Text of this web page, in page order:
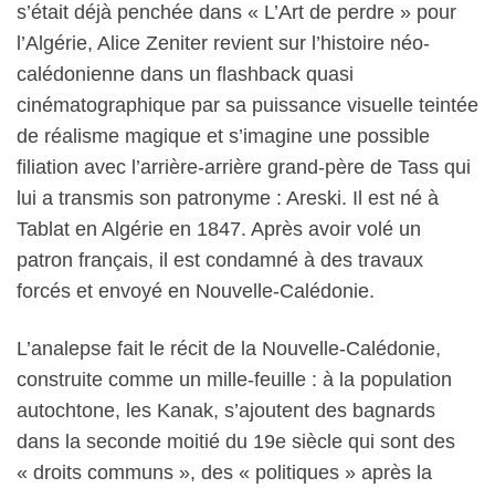
s’était déjà penchée dans « L’Art de perdre » pour
l’Algérie, Alice Zeniter revient sur l’histoire néo-
calédonienne dans un flashback quasi
cinématographique par sa puissance visuelle teintée
de réalisme magique et s’imagine une possible
filiation avec l’arrière-arrière grand-père de Tass qui
lui a transmis son patronyme : Areski. Il est né à
Tablat en Algérie en 1847. Après avoir volé un
patron français, il est condamné à des travaux
forcés et envoyé en Nouvelle-Calédonie.
L’analepse fait le récit de la Nouvelle-Calédonie,
construite comme un mille-feuille : à la population
autochtone, les Kanak, s’ajoutent des bagnards
dans la seconde moitié du 19e siècle qui sont des
« droits communs », des « politiques » après la